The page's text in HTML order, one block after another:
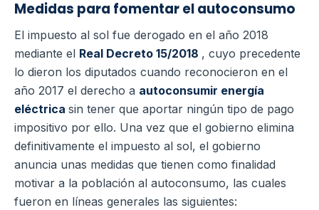
Medidas para fomentar el autoconsumo
El impuesto al sol fue derogado en el año 2018
mediante el Real Decreto 15/2018 , cuyo precedente
lo dieron los diputados cuando reconocieron en el
año 2017 el derecho a autoconsumir energía
eléctrica sin tener que aportar ningún tipo de pago
impositivo por ello. Una vez que el gobierno elimina
definitivamente el impuesto al sol, el gobierno
anuncia unas medidas que tienen como finalidad
motivar a la población al autoconsumo, las cuales
fueron en líneas generales las siguientes: